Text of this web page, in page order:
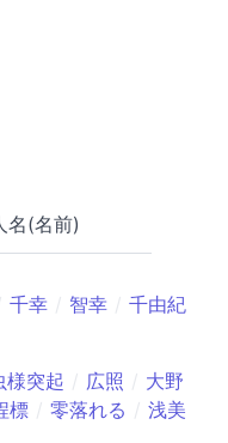
名(名前)
千幸 智幸
千由紀
様突起 広照
大野
標 零落れる 浅美